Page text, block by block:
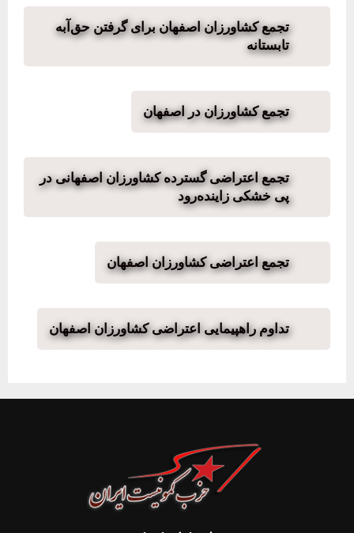
تجمع کشاورزان اصفهان برای گرفتن حق‌آبه
تابستانه
تجمع کشاورزان در اصفهان
تجمع اعتراضی گسترده کشاورزان اصفهانی در
پی خشکی زاینده‌رود
تجمع اعتراضی کشاورزان اصفهان
تداوم راهپیمایی اعتراضی کشاورزان اصفهان